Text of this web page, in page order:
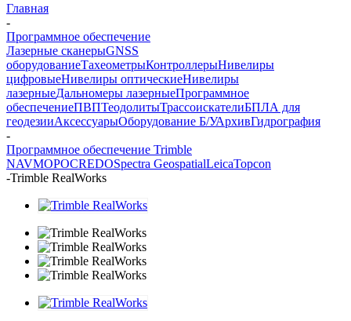
Главная
-
Программное обеспечение
Лазерные сканерыGNSS
оборудованиеТахеометрыКонтроллерыНивелиры
цифровыеНивелиры оптическиеНивелиры
лазерныеДальномеры лазерныеПрограммное
обеспечениеПВПТеодолитыТрассоискателиБПЛА для
геодезииАксессуарыОборудование Б/УАрхивГидрография
-
Программное обеспечение Trimble
NAVMOPOCREDOSpectra GeospatialLeicaTopcon
-Trimble RealWorks